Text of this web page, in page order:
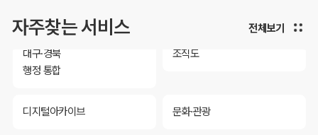
자주찾는 서비스
대구·경북
행정 통합
조직도
디지털아카이브 문화·관광
전체보기